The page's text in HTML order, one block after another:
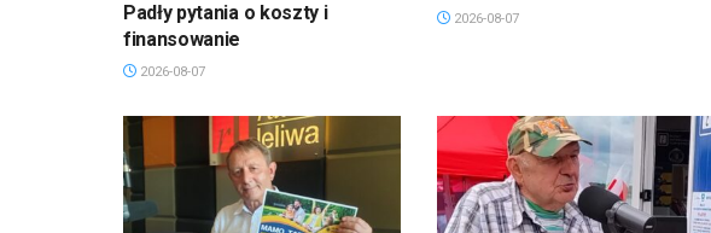
Padły pytania o koszty i
finansowanie
2026-08-07
2026-08-07